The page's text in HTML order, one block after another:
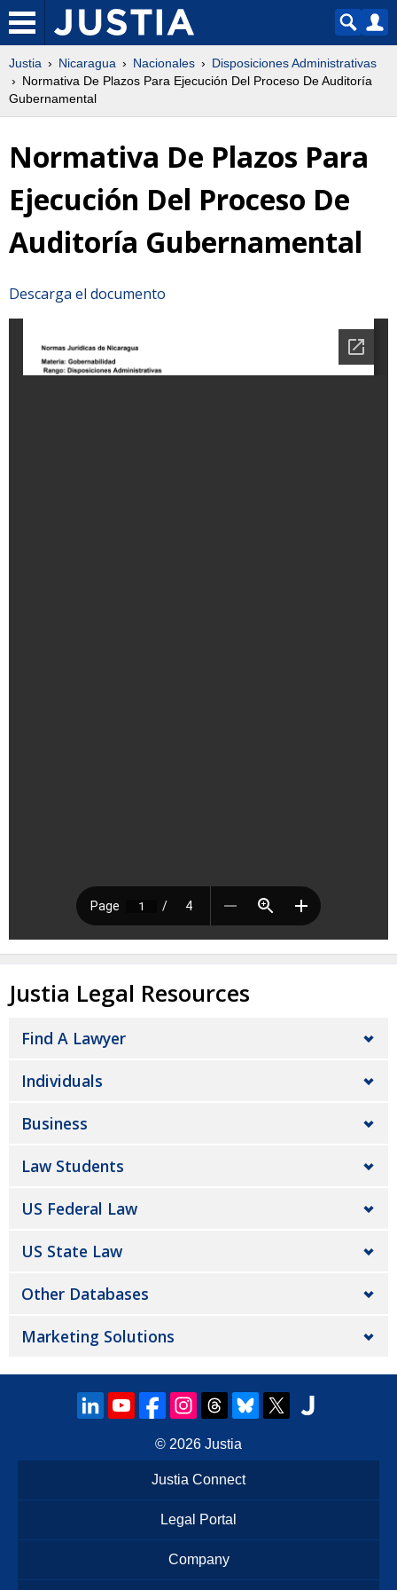
Justia Nicaragua Nacionales
Disposiciones Administrativas
Normativa De Plazos Para Ejecución Del Proceso De Auditoría
Gubernamental
Normativa De Plazos Para
Ejecución Del Proceso De
Auditoría Gubernamental
Descarga el documento
Justia Legal Resources
Find A Lawyer
Individuals
Business
Law Students
US Federal Law
US State Law
Other Databases
Marketing Solutions
© 2026 Justia
Justia Connect
Legal Portal
Company